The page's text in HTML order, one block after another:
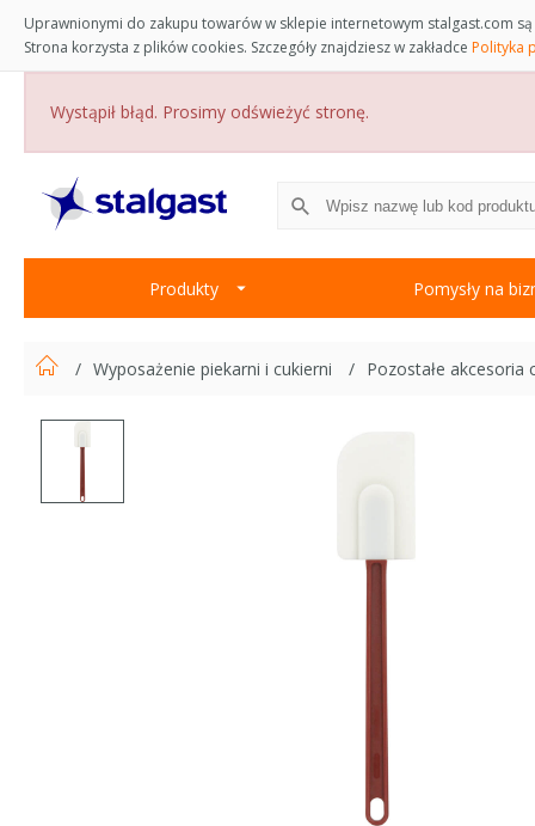
Uprawnionymi do zakupu towarów w sklepie internetowym stalgast.com
Strona korzysta z plików cookies. Szczegóły znajdziesz w zakładce Polityka
Wystąpił błąd. Prosimy odświeżyć stronę.
Produkty Pomysły na
Wyposażenie piekarni i cukierni Pozostałe akcesoria